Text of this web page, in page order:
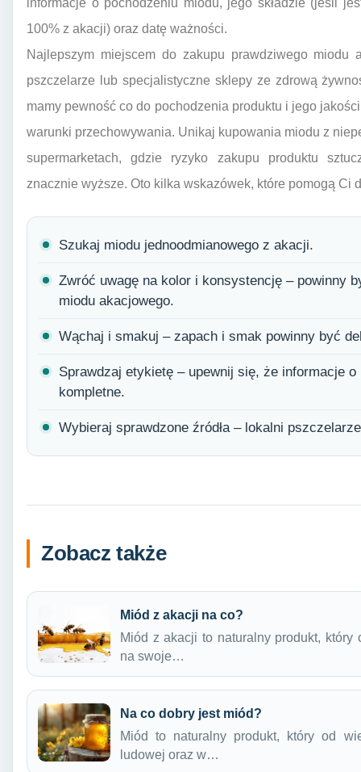
informacje o pochodzeniu miodu, jego składzie (jeśli
100% z akacji) oraz datę ważności.
Najlepszym miejscem do zakupu prawdziwego miodu
pszczelarze lub specjalistyczne sklepy ze zdrową
mamy pewność co do pochodzenia produktu i jego
warunki przechowywania. Unikaj kupowania miodu z
supermarketach, gdzie ryzyko zakupu produktu
znacznie wyższe. Oto kilka wskazówek, które pomogą Ci
Szukaj miodu jednoodmianowego z akacji.
Zwróć uwagę na kolor i konsystencję – powinny
miodu akacjowego.
Wąchaj i smakuj – zapach i smak powinny być
Sprawdzaj etykietę – upewnij się, że informacje
kompletne.
Wybieraj sprawdzone źródła – lokalni
Zobacz także
Miód z akacji na co?
Miód z akacji to naturalny produkt,
na swoje…
Na co dobry jest miód?
Miód to naturalny produkt, który od
ludowej oraz w…